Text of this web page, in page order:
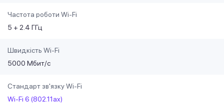
Частота роботи Wi-Fi
5 + 2.4 ГГц
Швидкість Wi-Fi
5000 Мбит/с
Стандарт зв'язку Wi-Fi
Wi-Fi 6 (802.11ax)